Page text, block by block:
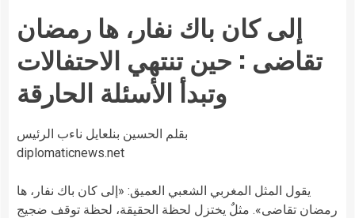
إلى كان باك نفار، ها رمضان
تقاضى : حين تنتهي الاحتفالات
وتبدأ الأسئلة الحارقة
بقلم الحسين بنلعايل ناءب الرئيس
diplomaticnews.net
يقول المثل المغربي الشعبي العميق: «إلى كان باك نفار، ها
رمضان تقاضى». مثلٌ يختزل لحظة الحقيقة، لحظة توقف ضجيج